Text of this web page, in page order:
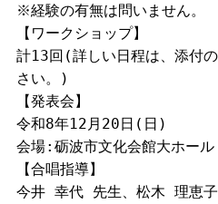
※経験の有無は問いません。
【ワークショップ】
計13回(詳しい日程は、添付
さい。)
【発表会】
令和8年12月20日(日)
会場:砺波市文化会館大ホール
【合唱指導】
今井 幸代 先生、松木 理恵